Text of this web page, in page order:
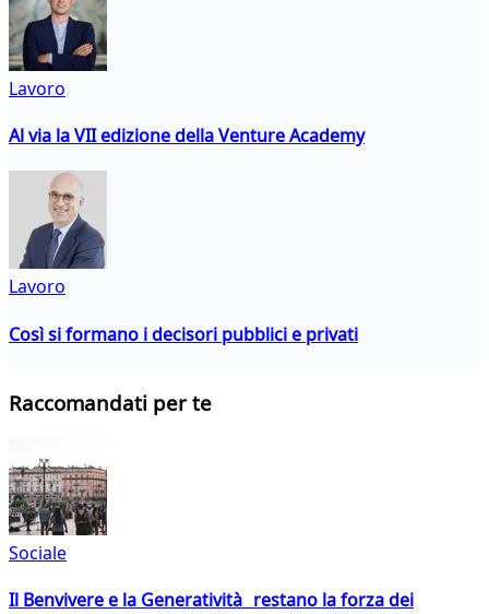
Lavoro
Al via la VII edizione della Venture Academy
Lavoro
Così si formano i decisori pubblici e privati
Raccomandati per te
Sociale
Il Benvivere e la Generatività restano la forza dei